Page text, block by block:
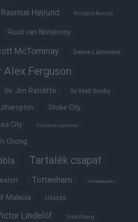
Rasmus Højlund Richard Arnold
Ruud van Nistelrooy
McTominay Senne Lammens
Alex Ferguson
Sir Jim Ratcliffe Sir Matt Busby
Stoke City
City Szurkoló szemmel
Chong
Tartalék csapat
Tottenham Trófeabibliográfia
Malacia Utazás
Lindelöf Visszhang